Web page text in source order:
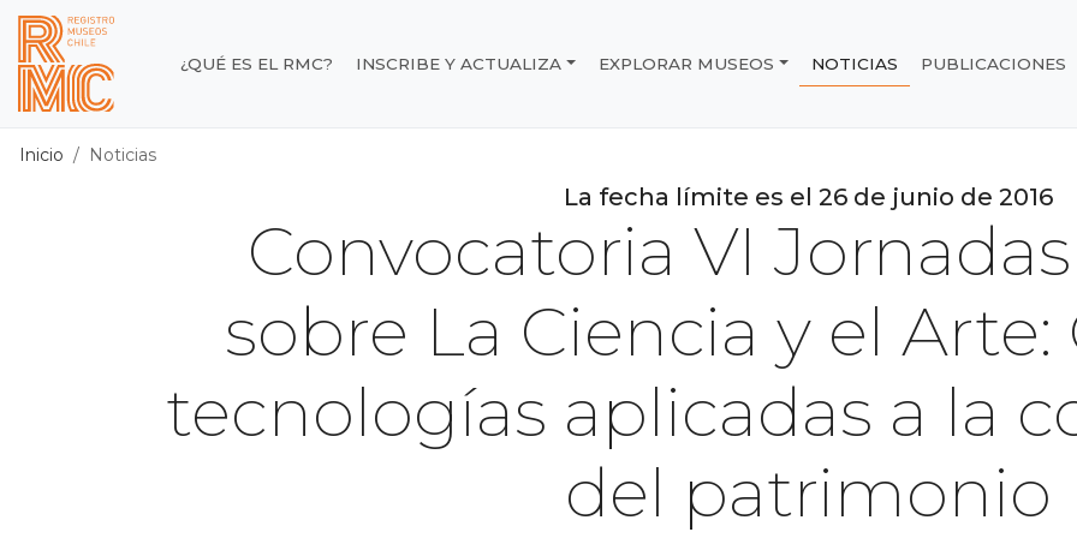
Contenido principal
Registro de Museos de Chile
¿QUÉ ES EL RMC? INSCRIBE Y ACTUALIZA EXPLORAR MUSEOS NOTICIAS PUBLICACIONES
Inicio Noticias
La fecha límite es el 26 de junio de 2016
Convocatoria VI
sobre La Ciencia y el Arte:
tecnologías aplicadas a la
del patrimonio